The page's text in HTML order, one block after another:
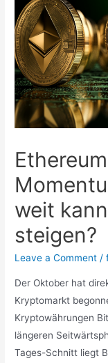
weit
steigen?
Leave a Comment /
Der Oktober hat
Kryptomarkt
Kryptowährungen
längeren
Tages-Schnitt liegt